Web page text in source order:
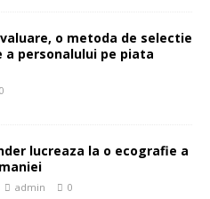
o metoda de selectie
personalului pe piata
0
lucreaza la o ecografie a
admin 0